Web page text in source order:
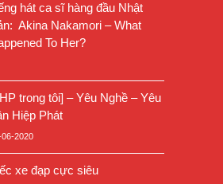
hát ca sĩ hàng đầu Nhật
Akina Nakamori – What
To Her?
trong tôi] – Yêu Nghề – Yêu
Hiệp Phát
06-2020
xe đạp cực siêu